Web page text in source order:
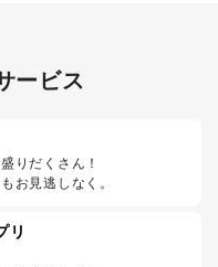
ービス
りだくさん！
お見逃しなく。
リ